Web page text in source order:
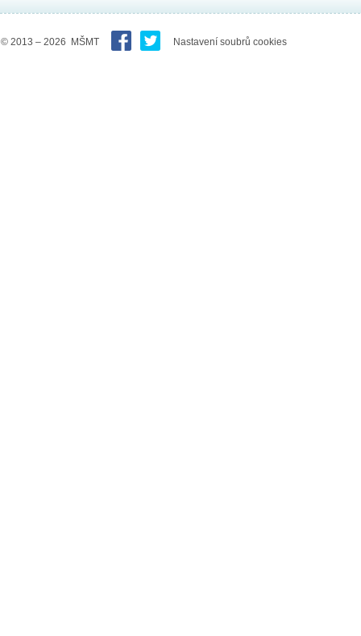
© 2013 – 2026 MŠMT Nastavení soubrů cookies